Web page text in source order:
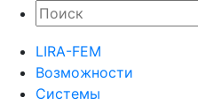
LIRA-FEM
Возможности
Cистемы